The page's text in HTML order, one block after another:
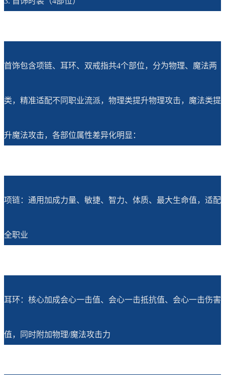
首饰包含项链、耳环、双戒指共4个部位，分为物理、魔法两
类，精准适配不同职业流派，物理类提升物理攻击，魔法类提
升魔法攻击，各部位属性差异化明显：
项链：通用加成力量、敏捷、智力、体质、最大生命值，适配
全职业
耳环：核心加成会心一击值、会心一击抵抗值、会心一击伤害
值，同时附加物理/魔法攻击力